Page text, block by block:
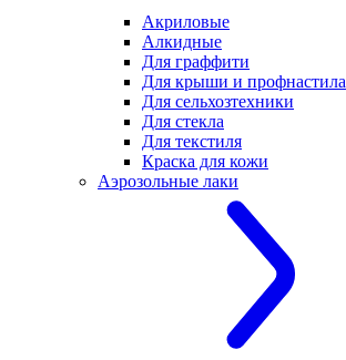
Акриловые
Алкидные
Для граффити
Для крыши и профнастила
Для сельхозтехники
Для стекла
Для текстиля
Краска для кожи
Аэрозольные лаки